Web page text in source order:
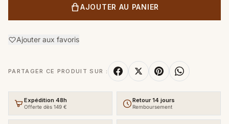
AJOUTER AU PANIER
Ajouter aux favoris
PARTAGER CE PRODUIT SUR :
Expédition 48h
Offerte dès 149 €
Retour 14 jours
Remboursement